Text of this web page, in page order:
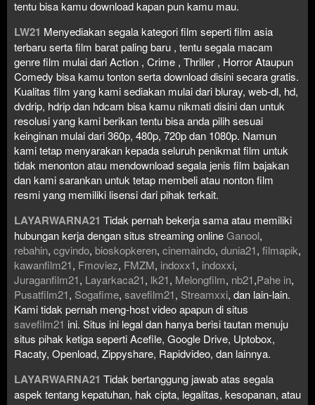
tentu bisa kamu download kapan pun kamu mau.
LW21 Menyediakan segala kategori film seperti film asia
terbaru serta film barat paling baru , tentu segala macam
genre film mulai dari Action , Crime , Thriller , Horror Ataupun
Comedy bisa kamu tonton serta download disini secara gratis.
Kualitas film yang kami sediakan mulai dari bluray, web-dl, hd,
dvdrip, hdrip dan hdcam bisa kamu nikmati disini dan untuk
resolusi yang kami berikan tentu bisa anda pilih sesuai
keinginan mulai dari 360p, 480p, 720p dan 1080p. Namun
kami tetap menyarakan kepada seluruh penikmat film untuk
tidak menonton atau mendownload segala jenis film bajakan
dan kami sarankan untuk tetap membeli atau nonton film
resmi yang memiliki lisensi dari pihak terkait.
LAYARWARNA21 Tidak pernah bekerja sama atau memiliki
hubungan kerja dengan situs streaming onlineGanool,
rebahin, cgvindo, bioskopkeren, cinemaindo, dunia21, filmapik,
kawanfilm21, Fmoviez, FMZM, indoxx1, indoxxi,
Juraganfilm21, Layarkaca21, lk21, Melongfilm, nb21,Pahe in,
Pusatfilm21, Sogafime, savefilm21, Streamxxi, dan lain-lain.
Kami tidak pernah meng-host video apapun di situs
savefilm21 ini. Situs ini legal dan hanya berisi tautan menuju
situs pihak ketiga seperti Acefile, Google Drive, Uptobox,
Racaty, Openload, Zippyshare, Rapidvideo, dan lainnya.
LAYARWARNA21 Tidak bertanggung jawab atas segala
aspek tentang kepatuhan, hak cipta, legalitas, kesopanan, atau